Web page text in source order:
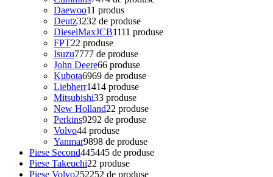
Daewoo11 produs
Deutz3232 de produse
DieselMaxJCB1111 produse
FPT22 produse
Isuzu7777 de produse
John Deere66 produse
Kubota6969 de produse
Liebherr1414 produse
Mitsubishi33 produse
New Holland22 produse
Perkins9292 de produse
Volvo44 produse
Yanmar9898 de produse
Piese Second445445 de produse
Piese Takeuchi22 produse
Piese Volvo252252 de produse